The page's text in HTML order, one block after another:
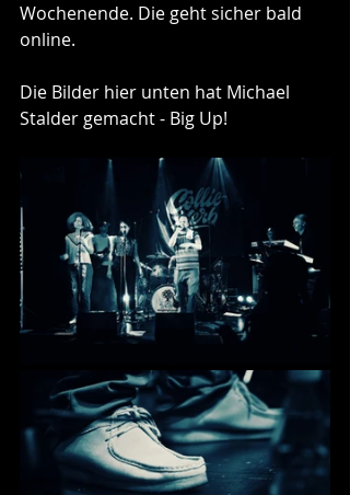
Wochenende. Die geht sicher bald
online.
Die Bilder hier unten hat Michael
Stalder gemacht - Big Up!